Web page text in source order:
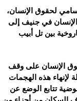
لحقوق الإنسان،
في جنيف إلى
بين تل أبيب
الإنسان على وقف
لإنهاء هذه الهجمات
تتابع الوضع عن